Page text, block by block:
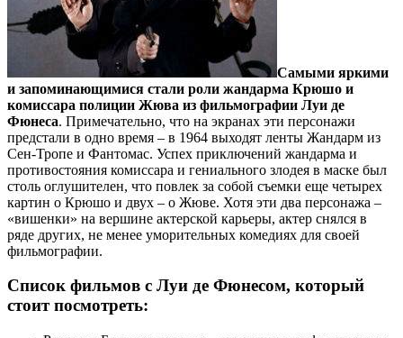
Самыми яркими
и запоминающимися стали роли жандарма Крюшо и
комиссара полиции Жюва из фильмографии Луи де
Фюнеса. Примечательно, что на экранах эти персонажи
предстали в одно время – в 1964 выходят ленты Жандарм из
Сен-Тропе и Фантомас. Успех приключений жандарма и
противостояния комиссара и гениального злодея в маске был
столь оглушителен, что повлек за собой съемки еще четырех
картин о Крюшо и двух – о Жюве. Хотя эти два персонажа –
«вишенки» на вершине актерской карьеры, актер снялся в
ряде других, не менее уморительных комедиях для своей
фильмографии.
Список фильмов с Луи де Фюнесом, который
стоит посмотреть: